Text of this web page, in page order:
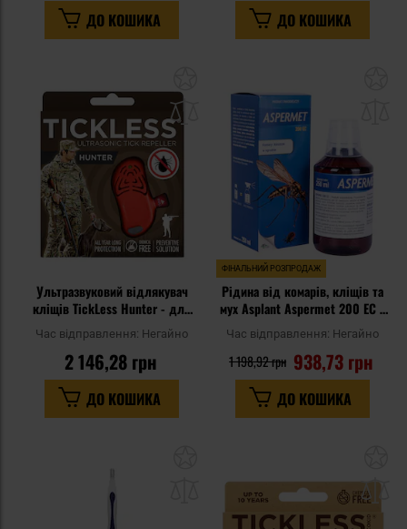
ДО КОШИКА ДО КОШИКА
списку
уподобань
Ультразвуковий відлякувач
кліщів TickLess Hunter - для
мисливців - Orange
Час відправлення: Негайно
2 146,28 грн
ДО КОШИКА
ФІНАЛЬНИЙ РОЗПРОДАЖ
Рідина від комарів, кліщів та
мух Asplant Aspermet 200 EC з
перметрином 250 мл
Час відправлення: Негайно
938,73 грн
1 198,92 грн
ДО КОШИКА
списку
уподобань